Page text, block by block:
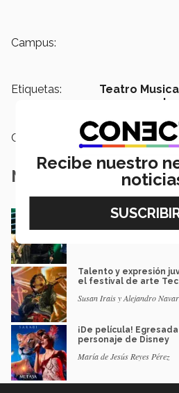
Campus:
Etiquetas: Teatro
campus
Categoría:
Notas Relacionadas
El joven que pasó de
Talento y expresión
el festival de arte Tec
Susan Irais y Alejandro
¡De película!
personaje de Disney
María de Jesús Reyes Pérez
Recibe nuestro